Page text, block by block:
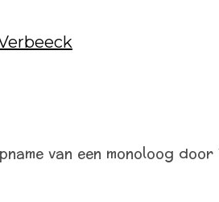
van een monoloog